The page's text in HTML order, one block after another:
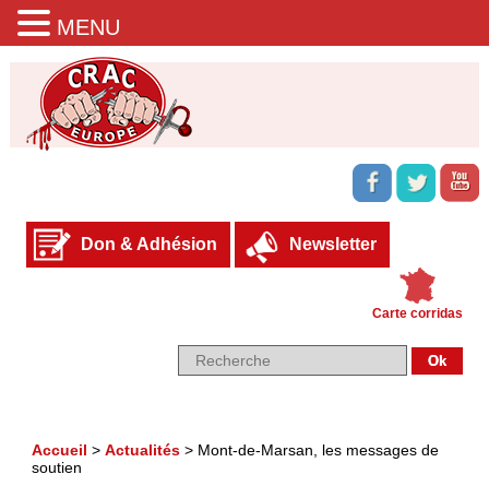
Don & Adhésion Newsletter
Carte corridas
Accueil > Actualités> Mont-de-Marsan, les messages de
soutien
MENU